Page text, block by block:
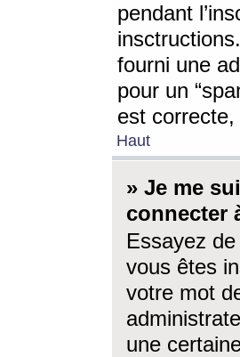
pendant
fourni une
pour un
est
Haut
» Je me
connecter
Essayez
vous êtes
votre mot
une